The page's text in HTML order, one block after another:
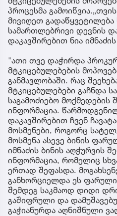
ასევე, პროკურორმა
თვის შემდგე ნია იმნაძის
სამართლებრივი დევნის
პროკურატურამ. მისი
საფუძველი გახდა
მოსმენებისა და ბინის
ჩაწერის შედეგად
საქმის პროკურორის
ვადების გაჭიანურება
განხორციელებული
დამუშავებამ, გაშიფვრამ
მტკიცებულებების
პროცესმა
მივიღეთ გადაწყვეტილება
სამართლებრივი დევნის
დაკავშირებით ნია
"ათი თვე დაჭირდა
მტკიცებულებების
განმავლობაში. რაც